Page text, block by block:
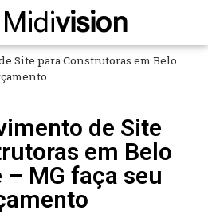
Midivision
Site para Construtoras em Belo
de Site
em Belo
MG faça seu